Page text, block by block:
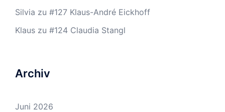
Silvia zu #127 Klaus-André Eickhoff
Klaus zu #124 Claudia Stangl
Archiv
Juni 2026